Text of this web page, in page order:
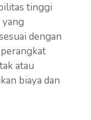
tinggi
dengan
atau
biaya dan